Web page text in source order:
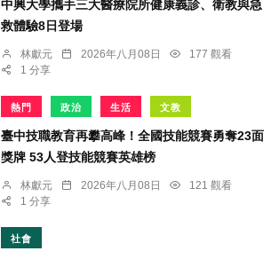
中興大學攜手三大醫療院所健康義診、衛教與急
救體驗8日登場
林獻元 2026年八月08日
177 觀看
1 分享
熱門 政治 生活 文教
臺中技職教育再攀高峰！全國技能競賽勇奪23面
獎牌 53人登技能競賽英雄榜
林獻元 2026年八月08日
121 觀看
1 分享
社會